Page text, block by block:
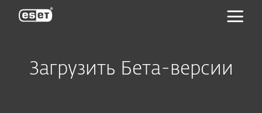
Загрузить Бета-версии
ESET